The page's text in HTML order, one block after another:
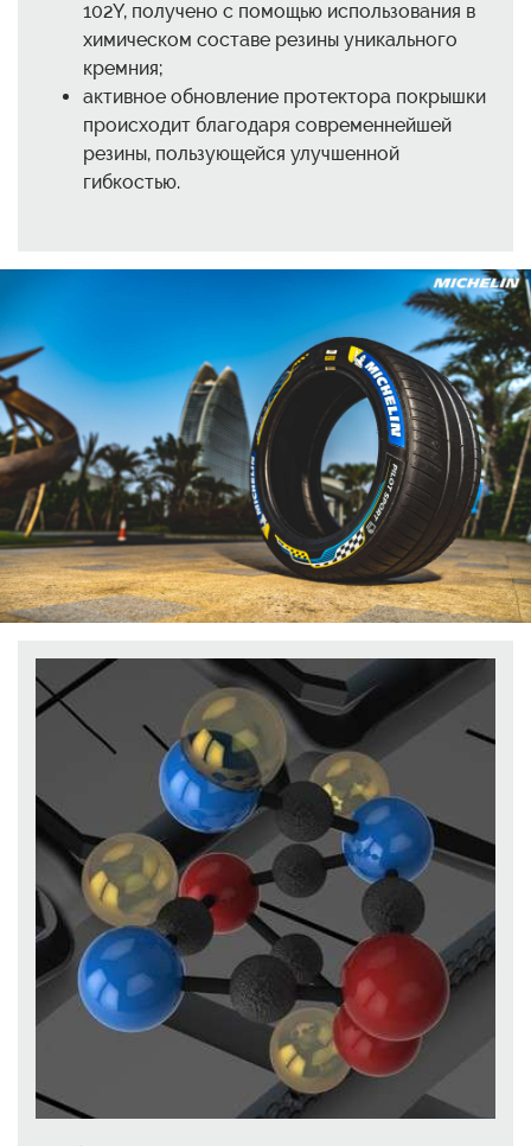
102Y, получено с помощью использования в
химическом составе резины уникального
кремния;
активное обновление протектора покрышки
происходит благодаря современнейшей
резины, пользующейся улучшенной
гибкостью.